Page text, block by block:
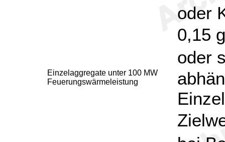
oder
0,15
oder
Einzelaggregate unter 100 MW
Feuerungswärmeleistung